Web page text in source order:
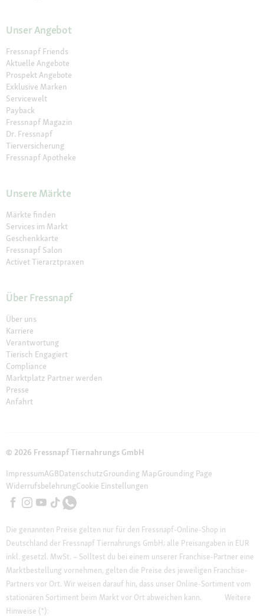
Unser Angebot
Fressnapf Friends
Aktuelle Angebote
Prospekt Angebote
Exklusive Marken
Servicewelt
Payback
Fressnapf Magazin
Dr. Fressnapf
Tierversicherung
Fressnapf Apotheke
Unsere Märkte
Märkte finden
Services im Markt
Geschenkkarte
Fressnapf Salon
Activet Tierarztpraxen
Über Fressnapf
Über uns
Karriere
Verantwortung
Tierisch Engagiert
Compliance
Marktplatz Partner werden
Presse
Anfahrt
© 2026 Fressnapf Tiernahrungs GmbH
ImpressumAGBDatenschutzGrounding MapGrounding Page
WiderrufsbelehrungCookie Einstellungen
Die genannten Preise gelten nur für den Fressnapf-Online-Shop in
Deutschland der Fressnapf Tiernahrungs GmbH; alle Preisangaben in EUR
inkl. gesetzl. MwSt. – Solltest du bei einem unserer Franchise-Partner eine
Marktbestellung vornehmen, gelten die Preise des jeweiligen Franchise-
Partners vor Ort. Wir weisen darauf hin, dass unser Online-Sortiment vom
stationären Sortiment beim Markt vor Ort abweichen kann.
Weitere
Hinweise (*):